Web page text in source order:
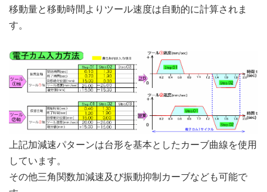
移動量と移動時間よりツール速度は自動的に計算されま
す。
上記加減速パターンは台形を基本としたカーブ曲線を使用
しています。
その他三角関数加減速及び振動抑制カーブなども可能で